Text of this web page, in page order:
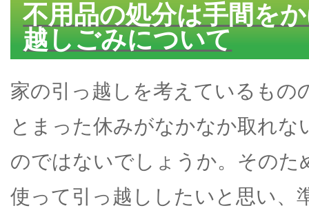
不用品の処分は手間を
越しごみについて
家の引っ越しを考えているもの
とまった休みがなかなか取れ
のではないでしょうか。そのた
使って引っ越ししたいと思い、